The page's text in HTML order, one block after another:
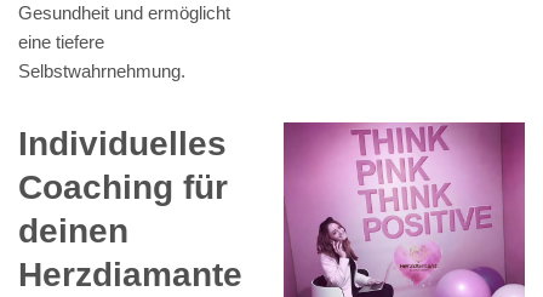
Gesundheit und ermöglicht
eine tiefere
Selbstwahrnehmung.
Individuelles
Coaching für
deinen
Herzdiamante